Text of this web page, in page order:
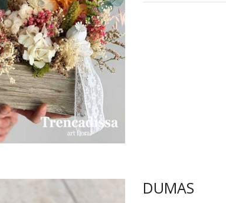
DUMAS